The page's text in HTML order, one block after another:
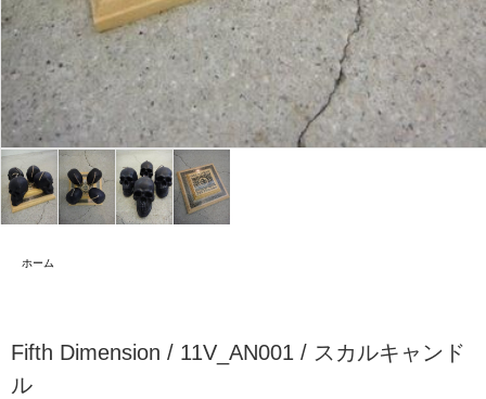
ホーム
Fifth Dimension / 11V_AN001 / スカルキャンド
ル